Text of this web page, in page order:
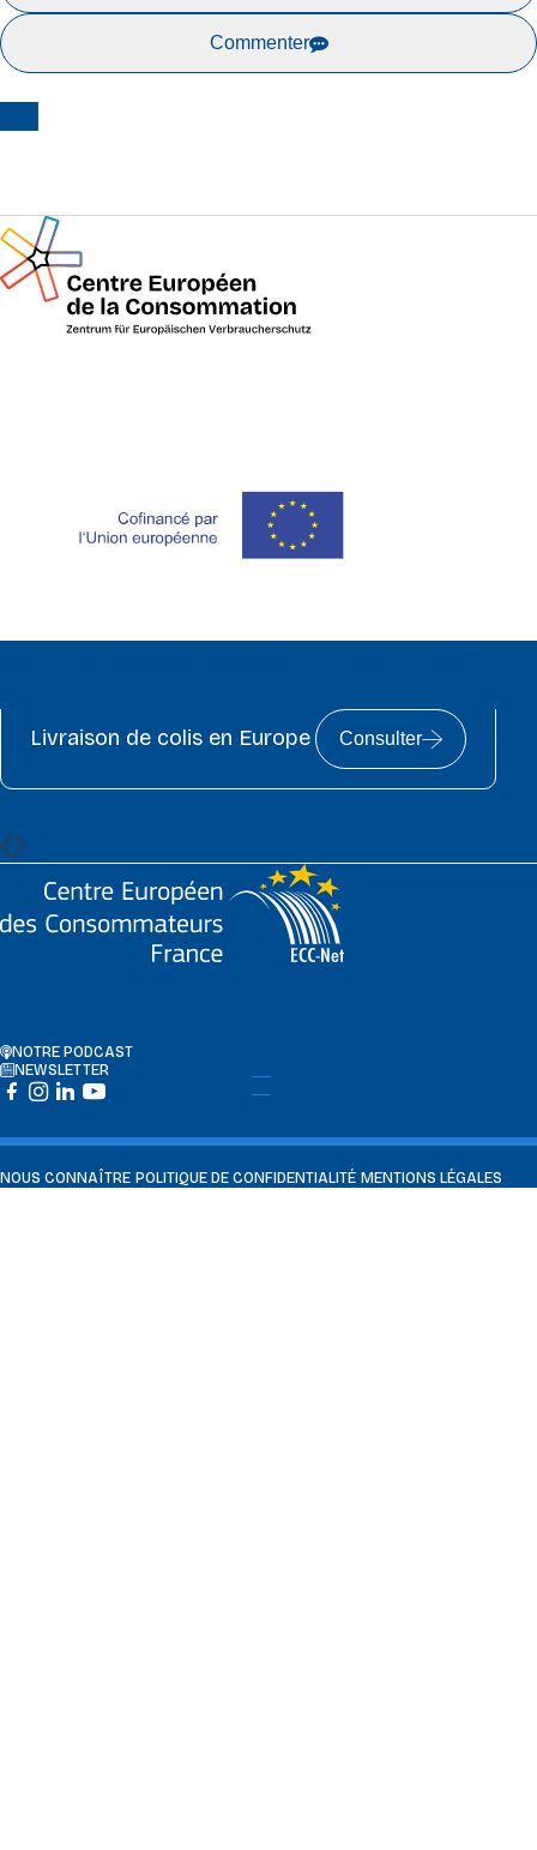
Commenter
Livraison de colis en Europe Consulter
NOTRE PODCAST
NEWSLETTER
NOUS CONNAÎTRE POLITIQUE DE CONFIDENTIALITÉ MENTIONS LÉGALES